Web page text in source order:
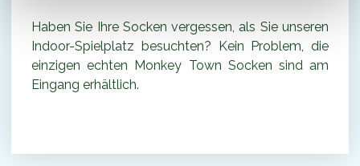
Haben Sie Ihre Socken vergessen, als Sie unseren
Indoor-Spielplatz besuchten? Kein Problem, die
einzigen echten Monkey Town Socken sind am
Eingang erhältlich.